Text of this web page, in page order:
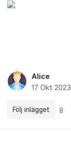
Alice
17 Okt 2023
Följ inlägget 8